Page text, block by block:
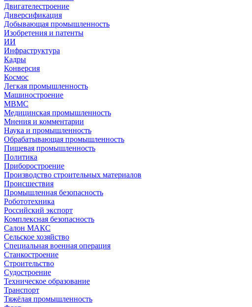
Двигателестроение
Диверсификация
Добывающая промышленность
Изобретения и патенты
ИИ
Инфраструктура
Кадры
Конверсия
Космос
Легкая промышленность
Машиностроение
МВМС
Медицинская промышленность
Мнения и комментарии
Наука и промышленность
Обрабатывающая промышленность
Пищевая промышленность
Политика
Приборостроение
Производство строительных материалов
Происшествия
Промышленная безопасность
Робототехника
Российский экспорт
Комплексная безопасность
Салон МАКС
Сельское хозяйство
Специальная военная операция
Станкостроение
Строительство
Судостроение
Техническое образование
Транспорт
Тяжёлая промышленность